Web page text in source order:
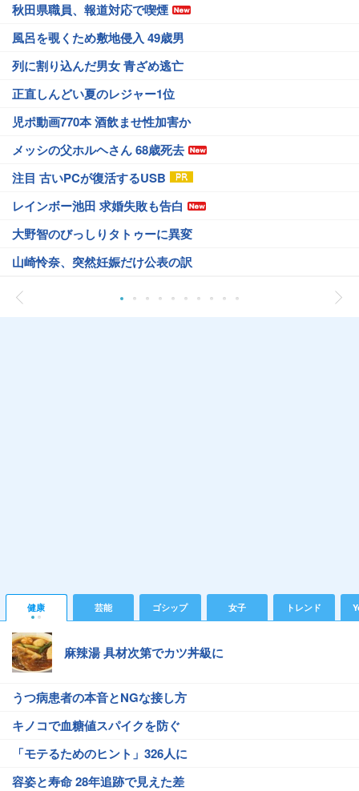
秋田県職員、報道対応で喫煙
風呂を覗くため敷地侵入 49歳男
列に割り込んだ男女 青ざめ逃亡
正直しんどい夏のレジャー1位
児ポ動画770本 酒飲ませ性加害か
メッシの父ホルヘさん 68歳死去
注目 古いPCが復活するUSB
レインボー池田 求婚失敗も告白
大野智のびっしりタトゥーに異変
山崎怜奈、突然妊娠だけ公表の訳
健康 芸能 ゴシップ 女子 トレンド
麻辣湯 具材次第でカツ丼級に
うつ病患者の本音とNGな接し方
キノコで血糖値スパイクを防ぐ
「モテるためのヒント」326人に
容姿と寿命 28年追跡で見えた差